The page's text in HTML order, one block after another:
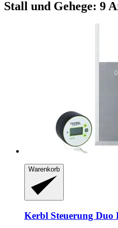
Stall und Gehege: 9
Warenkorb
Kerbl Steuerung Duo